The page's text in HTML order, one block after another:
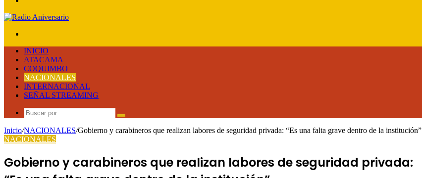
INICIO
ATACAMA
COQUIMBO
NACIONALES
INTERNACIONAL
SEÑAL STREAMING
Buscar
por
Inicio/NACIONALES/Gobierno y carabineros que realizan labores de seguridad privada: “Es una falta grave dentro de la institución”
NACIONALES
Gobierno y carabineros que realizan labores de seguridad privada: